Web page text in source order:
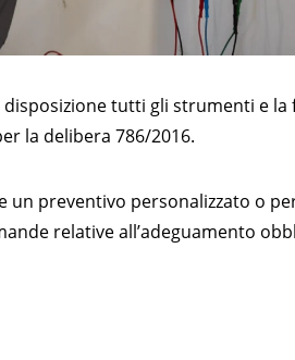
tutti gli strumenti e la
la delibera 786/2016.
un preventivo personalizzato o
relative all’adeguamento